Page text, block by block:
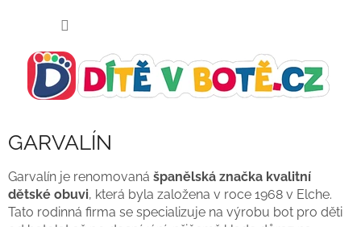
GARVALÍN
Garvalín je renomovaná španělská značka kvalitní
dětské obuvi, která byla založena v roce 1968 v Elche.
Tato rodinná firma se specializuje na výrobu bot pro děti